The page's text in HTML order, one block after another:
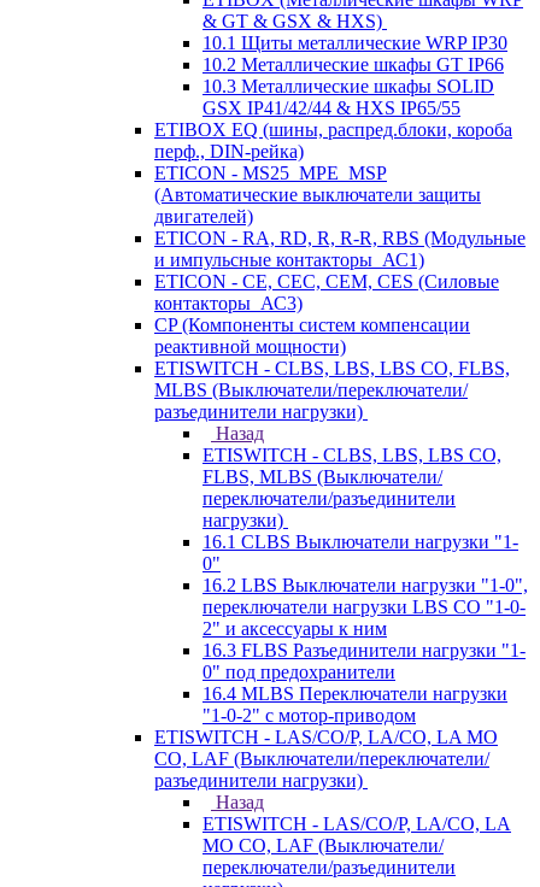
& GT & GSX & HXS)
10.1 Щиты металлические WRP IP30
10.2 Металлические шкафы GT IP66
10.3 Металлические шкафы SOLID
GSX IP41/42/44 & HXS IP65/55
ETIBOX EQ (шины, распред.блоки, короба
перф., DIN-рейка)
ETICON - MS25_MPE_MSP
(Автоматические выключатели защиты
двигателей)
ETICON - RA, RD, R, R-R, RBS (Модульные
и импульсные контакторы_АС1)
ETICON - CE, CEC, CEM, CES (Силовые
контакторы_АС3)
CP (Компоненты систем компенсации
реактивной мощности)
ETISWITCH - CLBS, LBS, LBS CO, FLBS,
MLBS (Выключатели/переключатели/
разъединители нагрузки)
Назад
ETISWITCH - CLBS, LBS, LBS CO,
FLBS, MLBS (Выключатели/
переключатели/разъединители
нагрузки)
16.1 CLBS Выключатели нагрузки "1-
0"
16.2 LBS Выключатели нагрузки "1-0",
переключатели нагрузки LBS CO "1-0-
2" и аксессуары к ним
16.3 FLBS Разъединители нагрузки "1-
0" под предохранители
16.4 MLBS Переключатели нагрузки
"1-0-2" с мотор-приводом
ETISWITCH - LAS/CO/P, LA/CO, LA MO
CO, LAF (Выключатели/переключатели/
разъединители нагрузки)
Назад
ETISWITCH - LAS/CO/P, LA/CO, LA
MO CO, LAF (Выключатели/
переключатели/разъединители